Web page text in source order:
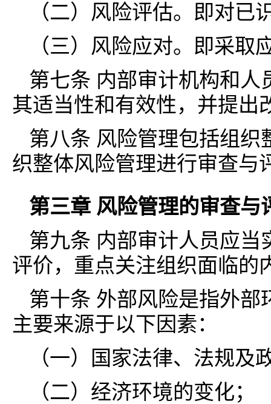
（二）风险评估。即对
（三）风险应对。即采
第七条 内部审计机构和
其适当性和有效性，并提出
第八条 风险管理包括组
织整体风险管理进行审查与
第三章 风险管理的审查与
第九条 内部审计人员应
评价，重点关注组织面临的
第十条 外部风险是指外
主要来源于以下因素：
（一）国家法律、法规及
（二）经济环境的变化；